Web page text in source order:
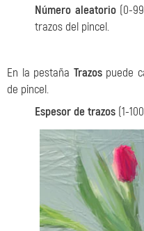
Número aleatorio(0-
trazos del pincel.
En la pestaña Trazospuede
de pincel.
Espesor de trazos (1-